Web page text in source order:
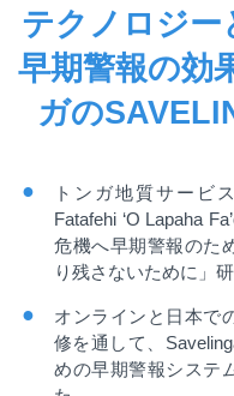
テクノロジー
早期警報の効
ガの
トンガ地質サービ
Fatafehi ‘O Lapaha
危機へ早期警報のた
り残さないために」
オンラインと日本で
修を通して、
めの早期警報システ